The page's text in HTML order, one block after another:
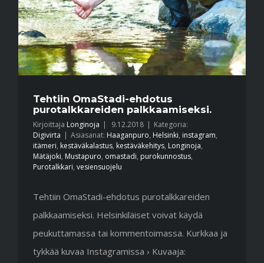
Tehtiin OmaStadi-ehdotus
purotalkkareiden palkkaamiseksi.
Kirjoittaja Longinoja | 9.12.2018 | Kategoria:
Digivirta | Asiasanat: Haaganpuro, Helsinki, instagram,
itämeri, kestäväkalastus, kestäväkehitys, Longinoja,
Mätäjoki, Mustapuro, omastadi, purokunnostus,
Purotalkkari, vesiensuojelu
Tehtiin OmaStadi-ehdotus purotalkkareiden
palkkaamiseksi. Helsinkiläiset voivat käydä
peukuttamassa tai kommentoimassa. Kurkkaa ja
tykkää kuvaa Instagramissa › Kuvaaja: